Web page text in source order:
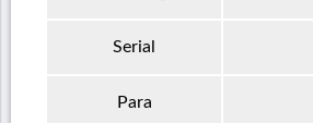
Serial
Para